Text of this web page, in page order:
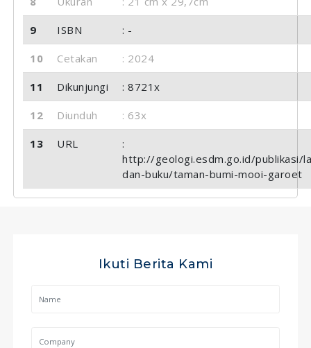
9 ISBN : -
10 Cetakan : 2024
11 Dikunjungi : 8721x
12 Diunduh : 63x
13 URL
:
http://geologi.esdm.go.id/publikasi/
dan-buku/taman-bumi-mooi-garoet
Ikuti Berita Kami